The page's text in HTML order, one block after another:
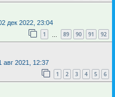
дек 2022, 23:04
1 89 90 91 92
авг 2021, 12:37
1 2 3 4 5 6